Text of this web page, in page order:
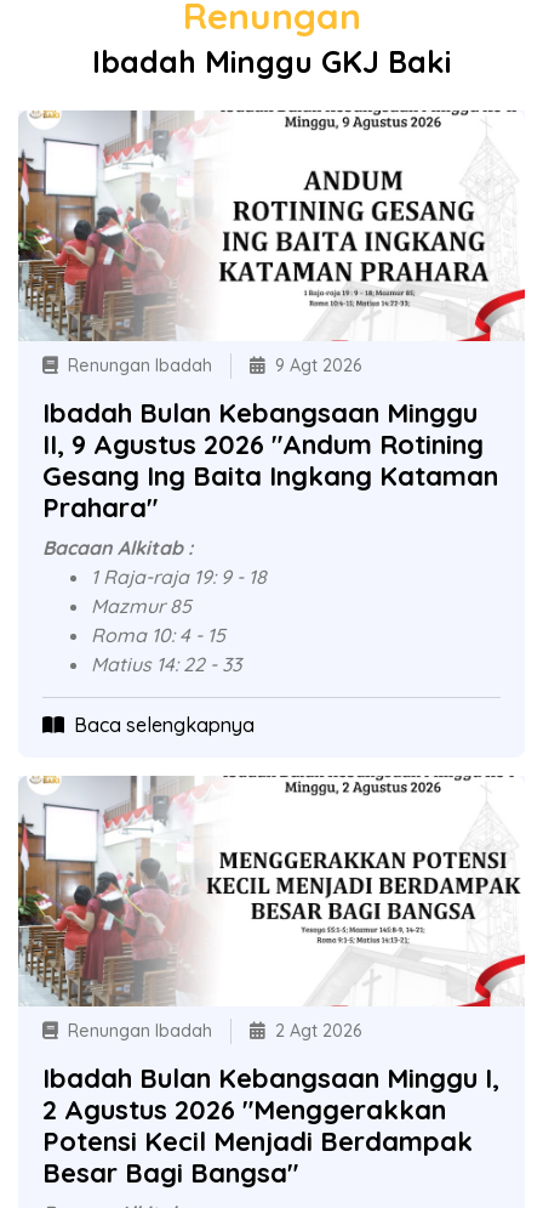
Renungan
Ibadah Minggu GKJ Baki
Renungan Ibadah 9 Agt 2026
Ibadah Bulan Kebangsaan Minggu
II, 9 Agustus 2026 "Andum Rotining
Gesang Ing Baita Ingkang Kataman
Prahara"
Bacaan Alkitab :
1 Raja-raja 19: 9 - 18
Mazmur 85
Roma 10: 4 - 15
Matius 14: 22 - 33
Baca selengkapnya
Renungan Ibadah 2 Agt 2026
Ibadah Bulan Kebangsaan Minggu I,
2 Agustus 2026 "Menggerakkan
Potensi Kecil Menjadi Berdampak
Besar Bagi Bangsa"